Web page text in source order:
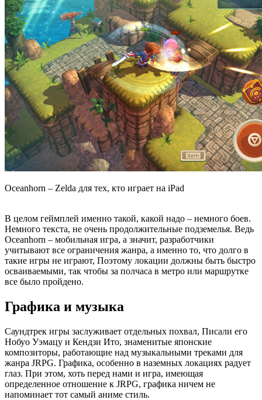
Oceanhorn – Zelda для тех, кто играет на iPad
В целом геймплей именно такой, какой надо – немного боев.
Немного текста, не очень продолжительные подземелья. Ведь
Oceanhorn – мобильная игра, а значит, разработчики
учитывают все ограничения жанра, а именно то, что долго в
такие игры не играют, Поэтому локации должны быть быстро
осваиваемыми, так чтобы за полчаса в метро или маршрутке
все было пройдено.
Графика и музыка
Саундтрек игры заслуживает отдельных похвал, Писали его
Нобуо Уэмацу и Кендзи Ито, знаменитые японские
композиторы, работающие над музыкальными треками для
жанра JRPG. Графика, особенно в наземных локациях радует
глаз. При этом, хоть перед нами и игра, имеющая
определенное отношение к JRPG, графика ничем не
напоминает тот самый аниме стиль.